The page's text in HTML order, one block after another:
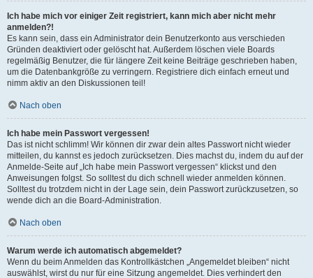
Ich habe mich vor einiger Zeit registriert, kann mich aber nicht mehr
anmelden?!
Es kann sein, dass ein Administrator dein Benutzerkonto aus verschieden
Gründen deaktiviert oder gelöscht hat. Außerdem löschen viele Boards
regelmäßig Benutzer, die für längere Zeit keine Beiträge geschrieben haben,
um die Datenbankgröße zu verringern. Registriere dich einfach erneut und
nimm aktiv an den Diskussionen teil!
Nach oben
Ich habe mein Passwort vergessen!
Das ist nicht schlimm! Wir können dir zwar dein altes Passwort nicht wieder
mitteilen, du kannst es jedoch zurücksetzen. Dies machst du, indem du auf der
Anmelde-Seite auf „Ich habe mein Passwort vergessen“ klickst und den
Anweisungen folgst. So solltest du dich schnell wieder anmelden können.
Solltest du trotzdem nicht in der Lage sein, dein Passwort zurückzusetzen, so
wende dich an die Board-Administration.
Nach oben
Warum werde ich automatisch abgemeldet?
Wenn du beim Anmelden das Kontrollkästchen „Angemeldet bleiben“ nicht
auswählst, wirst du nur für eine Sitzung angemeldet. Dies verhindert den